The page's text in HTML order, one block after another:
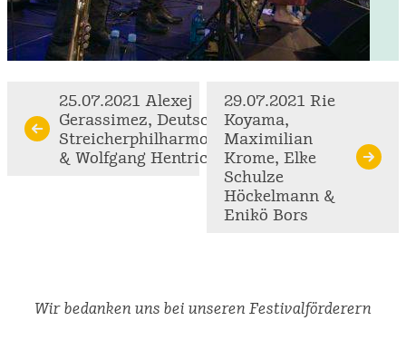
Continue
Reading
25.07.2021 Alexej
Gerassimez, Deutsche
Streicherphilharmonie
& Wolfgang Hentrich
29.07.2021 Rie
Koyama,
Maximilian
Krome, Elke
Schulze
Höckelmann &
Enikö Bors
Wir bedanken uns bei unseren Festivalförderern